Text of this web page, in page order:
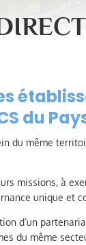
du
du même
missions, à
unique et
d’un
du même